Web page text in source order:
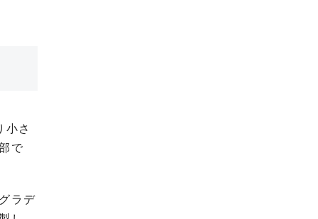
小さ
で
ラデ